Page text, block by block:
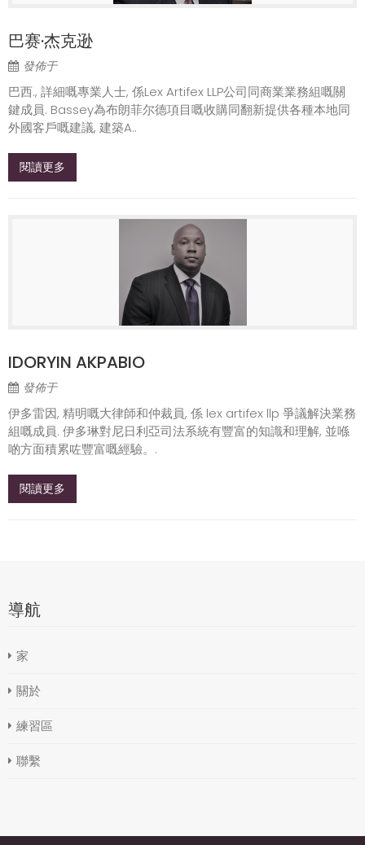
巴赛·杰克逊
發佈于
巴西., 詳細嘅專業人士, 係Lex Artifex LLP公司同商業業務組嘅關
鍵成員. Bassey為布朗菲尔德項目嘅收購同翻新提供各種本地同
外國客戶嘅建議, 建築A..
閱讀更多
IDORYIN AKPABIO
發佈于
伊多雷因, 精明嘅大律師和仲裁員, 係 lex artifex llp 爭議解決業務
組嘅成員. 伊多琳對尼日利亞司法系統有豐富的知識和理解, 並喺
啲方面積累咗豐富嘅經驗。.
閱讀更多
導航
家
關於
練習區
聯繫